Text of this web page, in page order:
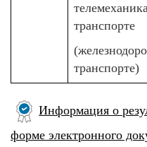
транспорте
транспорте)
Информация о
форме электронного